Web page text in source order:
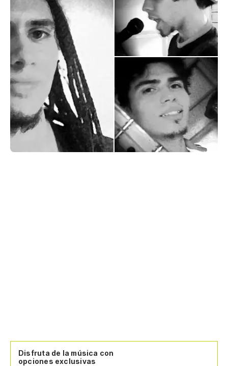
Disfruta de la música con
opciones exclusivas